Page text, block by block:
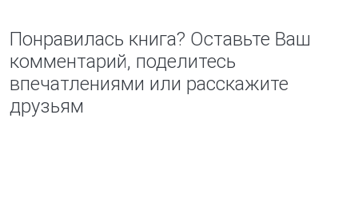
Понравилась книга? Оставьте Ваш
комментарий, поделитесь
впечатлениями или расскажите
друзьям